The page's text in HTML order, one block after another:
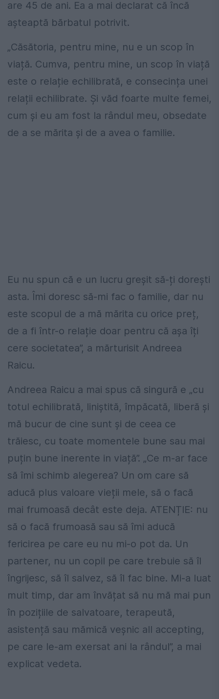
are 45 de ani. Ea a mai declarat că încă
așteaptă bărbatul potrivit.
„Căsătoria, pentru mine, nu e un scop în
viață. Cumva, pentru mine, un scop în viață
este o relație echilibrată, e consecința unei
relații echilibrate. Și văd foarte multe femei,
cum și eu am fost la rândul meu, obsedate
de a se mărita și de a avea o familie.
Eu nu spun că e un lucru greșit să-ți dorești
asta. Îmi doresc să-mi fac o familie, dar nu
este scopul de a mă mărita cu orice preț,
de a fi într-o relație doar pentru că așa îți
cere societatea”, a mărturisit Andreea
Raicu.
Andreea Raicu a mai spus că singură e „cu
totul echilibrată, liniștită, împăcată, liberă și
mă bucur de cine sunt și de ceea ce
trăiesc, cu toate momentele bune sau mai
puțin bune inerente in viață”. „Ce m-ar face
să îmi schimb alegerea? Un om care să
aducă plus valoare vieții mele, să o facă
mai frumoasă decât este deja. ATENȚIE: nu
să o facă frumoasă sau să îmi aducă
fericirea pe care eu nu mi-o pot da. Un
partener, nu un copil pe care trebuie să îl
îngrijesc, să îl salvez, să îl fac bine. Mi-a luat
mult timp, dar am învățat să nu mă mai pun
în pozițiile de salvatoare, terapeută,
asistență sau mămică veșnic all accepting,
pe care le-am exersat ani la rândul”, a mai
explicat vedeta.